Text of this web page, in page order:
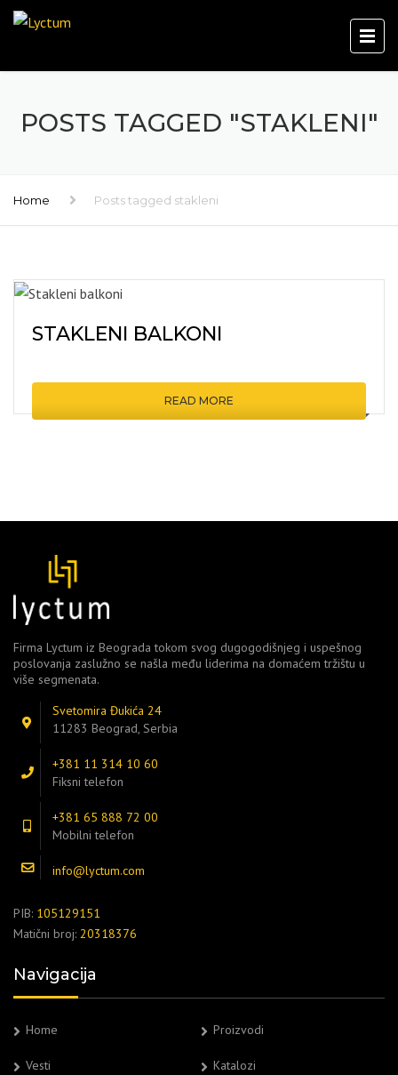
POSTS TAGGED "STAKLENI"
Home Posts tagged stakleni
STAKLENI BALKONI
READ MORE
Firma Lyctum iz Beograda tokom svog dugogodišnjeg i uspešnog
poslovanja zaslužno se našla među liderima na domaćem tržištu u
više segmenata.
Svetomira Đukića 24
11283 Beograd, Serbia
+381 11 314 10 60
Fiksni telefon
+381 65 888 72 00
Mobilni telefon
info@lyctum.com
PIB: 105129151
Matični broj: 20318376
Navigacija
Home Proizvodi
Vesti Katalozi